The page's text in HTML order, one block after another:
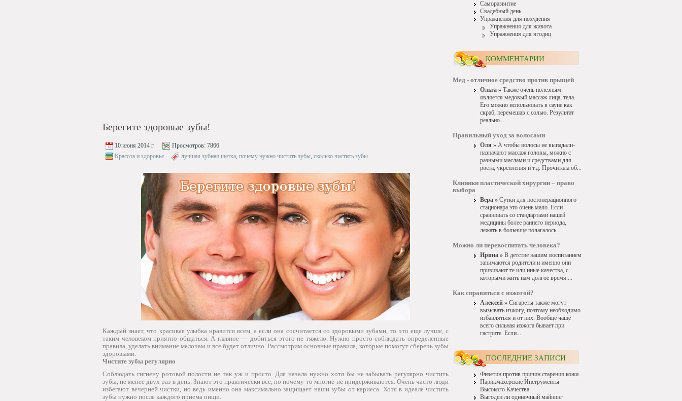
Берегите здоровые зубы!
10 июня 2014 г. Просмотров: 7866
Красота и здоровье
лучшая зубная щетка, почему нужно чистить зубы, сколько чистить зубы
Каждый знает, что красивая улыбка нравится всем, а если она сосчитается со здоровыми зубами, то это еще лучше, с
таким человеком приятно общаться. А главное — добиться этого не тяжело. Нужно просто соблюдать определенные
правила, уделать внимание мелочам и все будет отлично. Рассмотрим основные правила, которые помогут сберечь зубы
здоровыми.
Чистите зубы регулярно
Соблюдать гигиену ротовой полости не так уж и просто. Для начала нужно хотя бы не забывать регулярно чистить
зубы, не менее двух раз в день. Знают это практически все, но почему-то многие не придерживаются. Очень часто люди
избегают вечерней чистки, но ведь именно она максимально защищает наши зубы от кариеса. Хотя в идеале чистить
зубы нужно после каждого приема пищи.
Саморазвитие
Свадебный день
Упражнения для похудения
Упражнения для живота
Упражнения для ягодиц
КОММЕНТАРИИ
Мед - отличное средство против прыщей
Ольга » Также очень полезным
является медовый массаж лица, тела.
Его можно использовать в сауне как
скраб, перемешав с солью. Результат
реально...
Правильный уход за волосами
Оля » А чтобы волосы не выпадали-
назначают массаж головы, можно с
разными маслами и средствами для
роста, укрепления и т.д. Прочитала об...
Клиники пластической хирургии – право
выбора
Вера » Сутки для постоперационного
стационара это очень мало. Если
сравнивать со стандартами нашей
медицины более раннего периода,
лежать в больнице полагалось...
Можно ли перевоспитать человека?
Ирина » В детстве нашим воспитанием
занимаются родители и именно они
прививают те или иные качества, с
которыми жить нам долгое время....
Как справиться с изжогой?
Алексей » Сигареты также могут
вызывать изжогу, поэтому необходимо
избавляться и от них. Вообще чаще
всего сильная изжога бывает при
гастрите. Если...
ПОСЛЕДНИЕ ЗАПИСИ
Физетин против причин старения кожи
Парикмахерские Инструменты
Высокого Качества
Выгоден ли одиночный майнинг